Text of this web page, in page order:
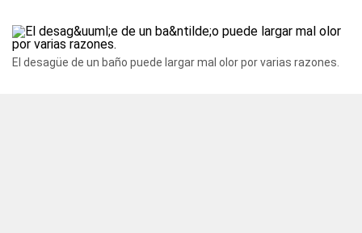
El desagüe de un baño puede largar mal olor por varias razones.